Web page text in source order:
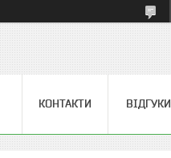
КОНТАКТИ ВІДГУКИ